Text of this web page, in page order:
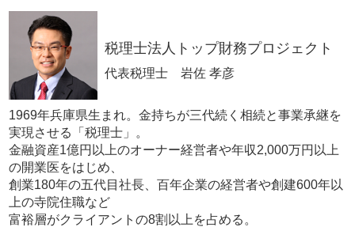
税理士法人トップ財務プロジェクト
代表税理士 岩佐 孝彦
1969年兵庫県生まれ。金持ちが三代続く相続と事業承継を
実現させる「税理士」。
金融資産1億円以上のオーナー経営者や年収2,000万円以上
の開業医をはじめ、
創業180年の五代目社長、百年企業の経営者や創建600年以
上の寺院住職など
富裕層がクライアントの8割以上を占める。